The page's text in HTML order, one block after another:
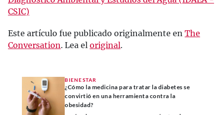
CSIC)
Este artículo fue publicado originalmente en The
Conversation. Lea el original.
BIENESTAR
¿Cómo la medicina para tratar la diabetes se
convirtió en una herramienta contra la
obesidad?